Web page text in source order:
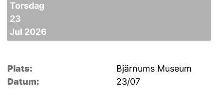
Torsdag
23
Jul 2026
Plats:
Bjärnums Museum
Datum:
23/07